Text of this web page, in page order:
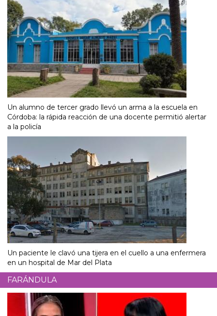
Un alumno de tercer grado llevó un arma a la escuela en
Córdoba: la rápida reacción de una docente permitió alertar
a la policía
Un paciente le clavó una tijera en el cuello a una enfermera
en un hospital de Mar del Plata
FARÁNDULA